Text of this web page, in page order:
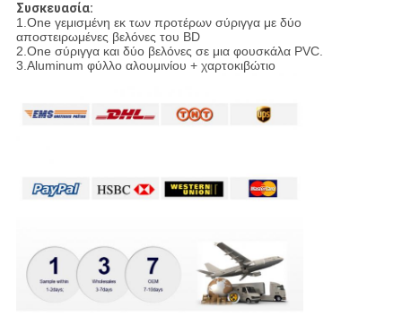
Συσκευασία:
1.One γεμισμένη εκ των προτέρων σύριγγα με δύο
αποστειρωμένες βελόνες του BD
2.One σύριγγα και δύο βελόνες σε μια φουσκάλα PVC.
3.Aluminum φύλλο αλουμινίου + χαρτοκιβώτιο